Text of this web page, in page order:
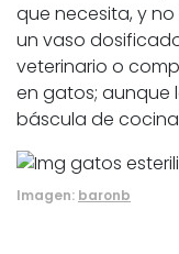
que necesita, y no
un vaso
veterinario o
en gatos; aunque
báscula de
Imagen: baronb